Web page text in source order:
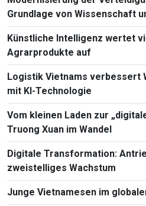
Grundlage von Wissenschaft
Künstliche Intelligenz wertet
Agrarprodukte auf
Logistik Vietnams verbessert
mit KI-Technologie
Vom kleinen Laden zur
Truong Xuan im Wandel
Digitale Transformation:
zweistelliges Wachstum
Junge Vietnamesen im